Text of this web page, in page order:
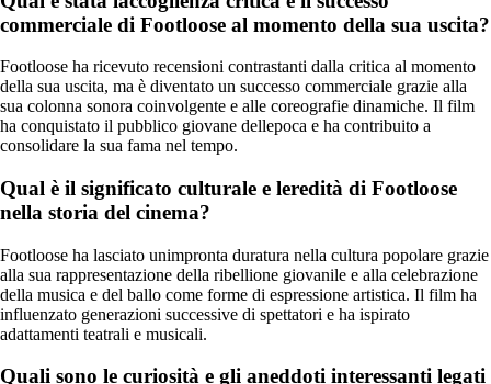
commerciale di Footloose al momento della sua uscita?
Footloose ha ricevuto recensioni contrastanti dalla critica al momento
della sua uscita, ma è diventato un successo commerciale grazie alla
sua colonna sonora coinvolgente e alle coreografie dinamiche. Il film
ha conquistato il pubblico giovane dellepoca e ha contribuito a
consolidare la sua fama nel tempo.
Qual è il significato culturale e leredità di Footloose
nella storia del cinema?
Footloose ha lasciato unimpronta duratura nella cultura popolare grazie
alla sua rappresentazione della ribellione giovanile e alla celebrazione
della musica e del ballo come forme di espressione artistica. Il film ha
influenzato generazioni successive di spettatori e ha ispirato
adattamenti teatrali e musicali.
Quali sono le curiosità e gli aneddoti interessanti legati